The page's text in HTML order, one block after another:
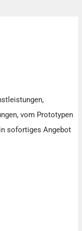
vom Prototypen
sofortiges Angebot